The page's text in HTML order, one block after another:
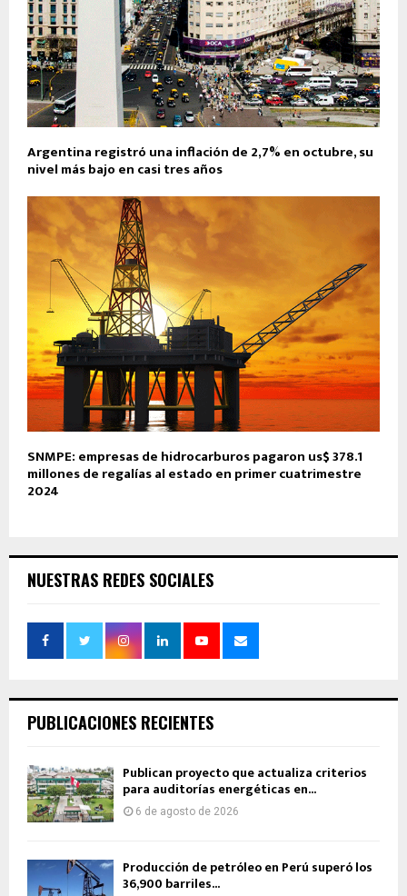
Argentina registró una inflación de 2,7% en octubre, su
nivel más bajo en casi tres años
SNMPE: empresas de hidrocarburos pagaron us$ 378.1
millones de regalías al estado en primer cuatrimestre
2024
NUESTRAS REDES SOCIALES
PUBLICACIONES RECIENTES
Publican proyecto que actualiza criterios
para auditorías energéticas en...
6 de agosto de 2026
Producción de petróleo en Perú superó los
36,900 barriles...